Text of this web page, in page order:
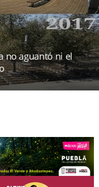
no aguantó ni el